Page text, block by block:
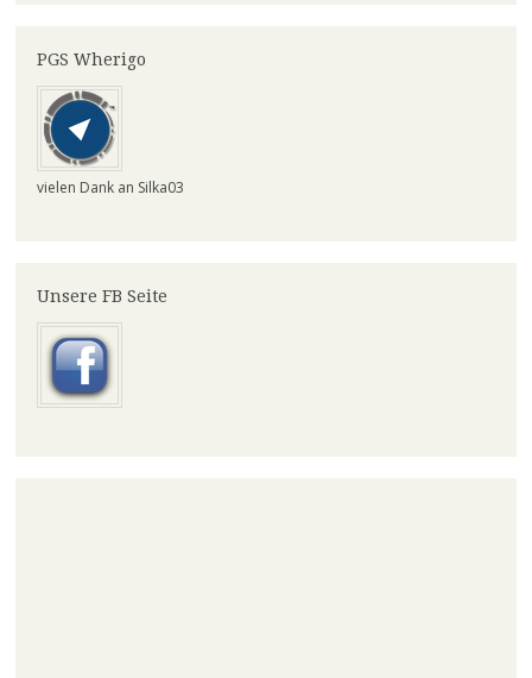
PGS Wherigo
vielen Dank an Silka03
Unsere FB Seite